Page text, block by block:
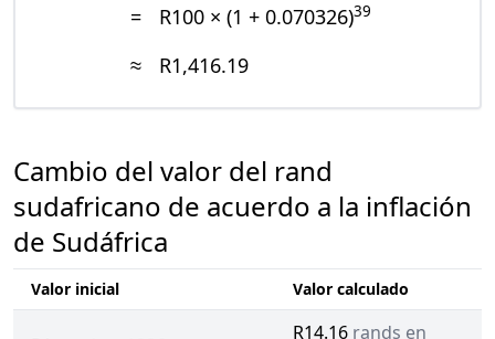
= R100 × (1 + 0.070326)39
≈ R1,416.19
Cambio del valor del rand
sudafricano de acuerdo a la inflación
de Sudáfrica
Valor inicial Valor calculado
R14.16 rands en